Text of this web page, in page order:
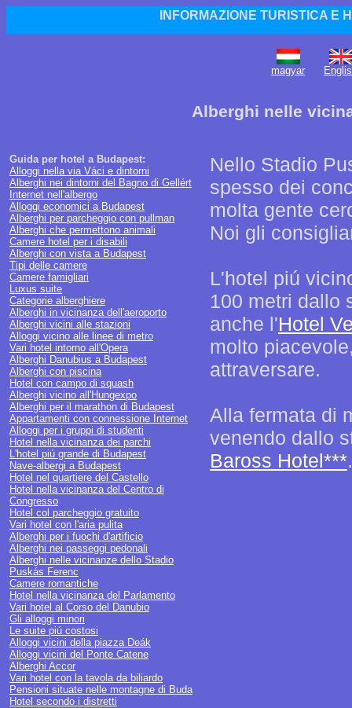
INFORMAZIONE TURISTICA E
magyar
Alberghi nelle
Guida per hotel a Budapest:
Alloggi nella via Váci e dintorni
Alberghi nei dintorni del Bagno di Gellért
Internet nell'albergo
Alloggi economici a Budapest
Alberghi per parcheggio con pullman
Alberghi che permettono animali
Camere hotel per i disabili
Alberghi con vista a Budapest
Tipi delle camere
Camere famigliari
Luxus suite
Categorie alberghiere
Alberghi in vicinanza dell'aeroporto
Alberghi vicini alle stazioni
Alloggi vicino alle linee di metro
Vari hotel intorno all'Opera
Alberghi Danubius a Budapest
Alberghi con piscina
Hotel con campo di squash
Alberghi vicino all'Hungexpo
Alberghi per il marathon di Budapest
Appartamenti con connessione Internet
Alloggi per i gruppi di studenti
Hotel nella vicinanza dei parchi
L'hotel piú grande di Budapest
Nave-albergi a Budapest
Hotel nel quartiere del Castello
Hotel nella vicinanza del Centro di
Congresso
Hotel col parcheggio gratuito
Vari hotel con l'aria pulita
Alberghi per i fuochi d'artificio
Alberghi nei passeggi pedonali
Alberghi nelle vicinanze dello Stadio
Puskás Ferenc
Camere romantiche
Hotel nella vicinanza del Parlamento
Vari hotel al Corso del Danubio
Gli alloggi minori
Le suite piú costosi
Alloggi vicini della piazza Deák
Alloggi vicini del Ponte Catene
Alberghi Accor
Vari hotel con la tavola da biliardo
Pensioni situate nelle montagne di Buda
Hotel secondo i distretti
Nello Stadio
spesso dei
molta gente
Noi gli
L'hotel piú
100 metri dallo
anche l'Hotel
molto
attraversare.
Alla fermata di
venendo dallo
Baross Hotel***.